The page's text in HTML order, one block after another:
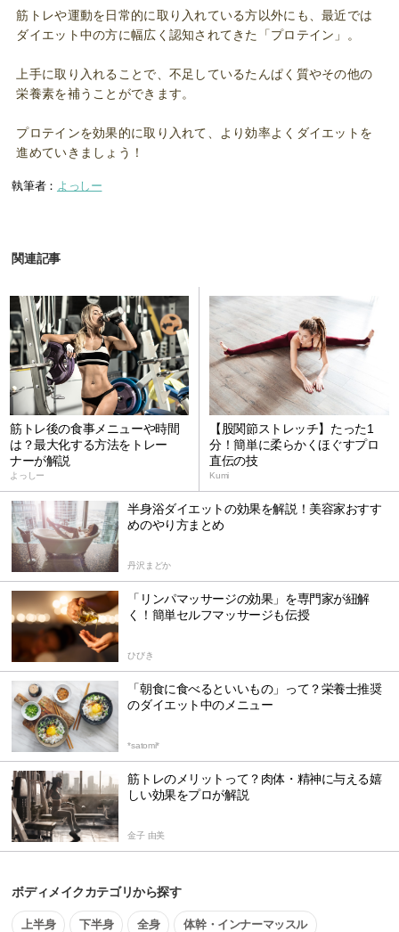
筋トレや運動を日常的に取り入れている方以外にも、最近では
ダイエット中の方に幅広く認知されてきた「プロテイン」。
上手に取り入れることで、不足しているたんぱく質やその他の
栄養素を補うことができます。
プロテインを効果的に取り入れて、より効率よくダイエットを
進めていきましょう！
執筆者： よっしー
関連記事
筋トレ後の食事メニューや時間
は？最大化する方法をトレー
ナーが解説
よっしー
【股関節ストレッチ】たった1
分！簡単に柔らかくほぐすプロ
直伝の技
Kumi
半身浴ダイエットの効果を解説！美容家おすす
めのやり方まとめ
丹沢まどか
「リンパマッサージの効果」を専門家が紐解
く！簡単セルフマッサージも伝授
ひびき
「朝食に食べるといいもの」って？栄養士推奨
のダイエット中のメニュー
*satomi*
筋トレのメリットって？肉体・精神に与える嬉
しい効果をプロが解説
金子 由美
ボディメイクカテゴリから探す
上半身 下半身 全身 体幹・インナーマッスル